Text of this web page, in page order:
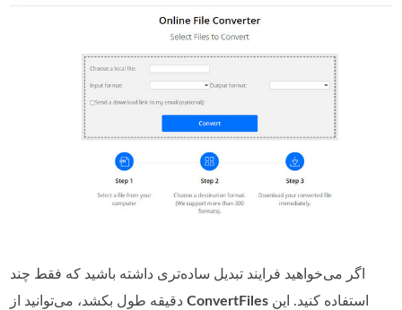
اگر می‌خواهید فرایند تبدیل ساده‌تری داشته باشید که فقط چند
دقیقه طول بکشد، می‌توانید ازConvertFiles